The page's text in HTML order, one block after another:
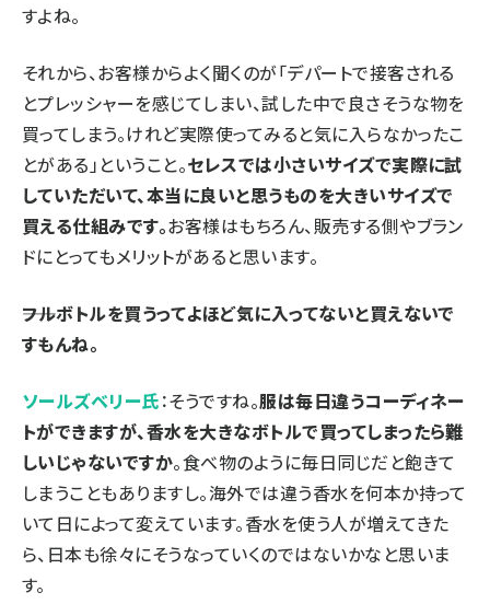
すよね。
それから、お客様からよく聞くのが「デパートで接客される
とプレッシャーを感じてしまい、試した中で良さそうな物を
買ってしまう。けれど実際使ってみると気に入らなかったこ
とがある」ということ。セレスでは小さいサイズで実際に試
していただいて、本当に良いと思うものを大きいサイズで
買える仕組みです。お客様はもちろん、販売する側やブラン
ドにとってもメリットがあると思います。
――フルボトルを買うってよほど気に入ってないと買えないで
すもんね。
ソールズベリー氏：そうですね。服は毎日違うコーディネー
トができますが、香水を大きなボトルで買ってしまったら難
しいじゃないですか。食べ物のように毎日同じだと飽きて
しまうこともありますし。海外では違う香水を何本か持って
いて日によって変えています。香水を使う人が増えてきた
ら、日本も徐々にそうなっていくのではないかなと思いま
す。